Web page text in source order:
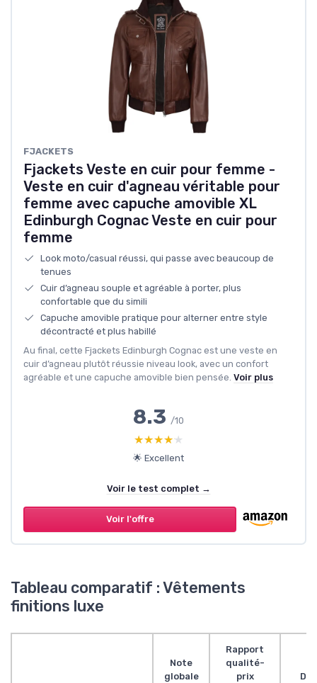
FJACKETS
Fjackets Veste en cuir pour femme -
Veste en cuir d'agneau véritable pour
femme avec capuche amovible XL
Edinburgh Cognac Veste en cuir pour
femme
Look moto/casual réussi, qui passe avec beaucoup de
tenues
Cuir d’agneau souple et agréable à porter, plus
confortable que du simili
Capuche amovible pratique pour alterner entre style
décontracté et plus habillé
Au final, cette Fjackets Edinburgh Cognac est une veste en
cuir d’agneau plutôt réussie niveau look, avec un confort
agréable et une capuche amovible bien pensée. Voir plus
8.3 /10
★★★★★
★★★★★
🌟 Excellent
Voir le test complet →
Voir l'offre
Tableau comparatif : Vêtements
finitions luxe
Note
globale
Rapport
qualité-
prix